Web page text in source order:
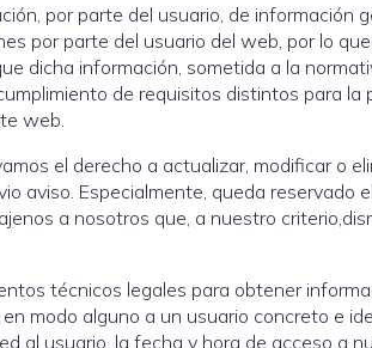
por parte del usuario, de información
por parte del usuario del web, por lo
dicha información, sometida a la
de requisitos distintos para la
web.
el derecho a actualizar, modificar o
aviso. Especialmente, queda reservado
a nosotros que, a nuestro
técnicos legales para obtener
modo alguno a un usuario concreto e
al usuario, la fecha y hora de acceso a